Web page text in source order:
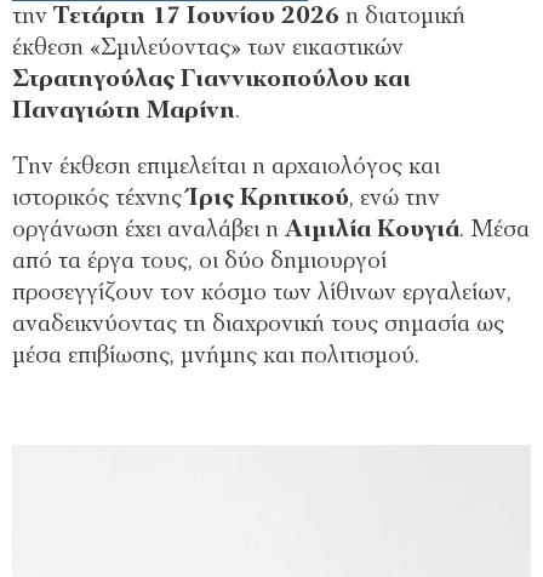
την Τετάρτη 17 Ιουνίου 2026 η διατομική
έκθεση «Σμιλεύοντας» των εικαστικών
Στρατηγούλας Γιαννικοπούλου και
Παναγιώτη Μαρίνη.
Την έκθεση επιμελείται η αρχαιολόγος και
ιστορικός τέχνηςΊρις Κρητικού, ενώ την
οργάνωση έχει αναλάβει η Αιμιλία Κουγιά. Μέσα
από τα έργα τους, οι δύο δημιουργοί
προσεγγίζουν τον κόσμο των λίθινων εργαλείων,
αναδεικνύοντας τη διαχρονική τους σημασία ως
μέσα επιβίωσης, μνήμης και πολιτισμού.